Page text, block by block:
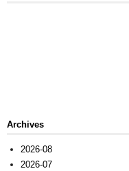
Archives
2026-08
2026-07